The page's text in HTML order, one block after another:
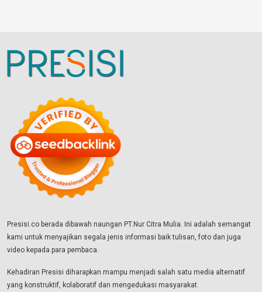
Presisi.co berada dibawah naungan PT.Nur Citra Mulia. Ini adalah semangat
kami untuk menyajikan segala jenis informasi baik tulisan, foto dan juga
video kepada para pembaca.
Kehadiran Presisi diharapkan mampu menjadi salah satu media alternatif
yang konstruktif, kolaboratif dan mengedukasi masyarakat.